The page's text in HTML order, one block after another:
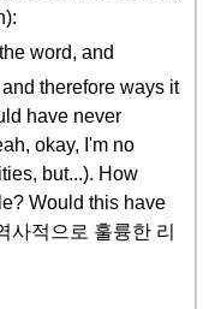
word, and
therefore ways it
have never
okay, I'm no
but...). How
Would this have
사적으로 훌륭한 리